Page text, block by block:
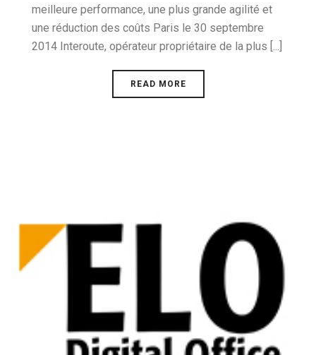
meilleure performance, une plus grande agilité et
une réduction des coûts Paris le 30 septembre
2014 Interoute, opérateur propriétaire de la plus [...]
READ MORE